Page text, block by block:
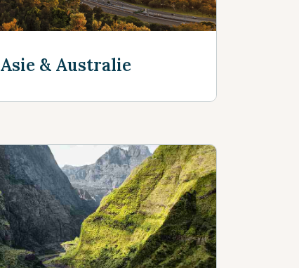
Asie & Australie
Découvrir plus